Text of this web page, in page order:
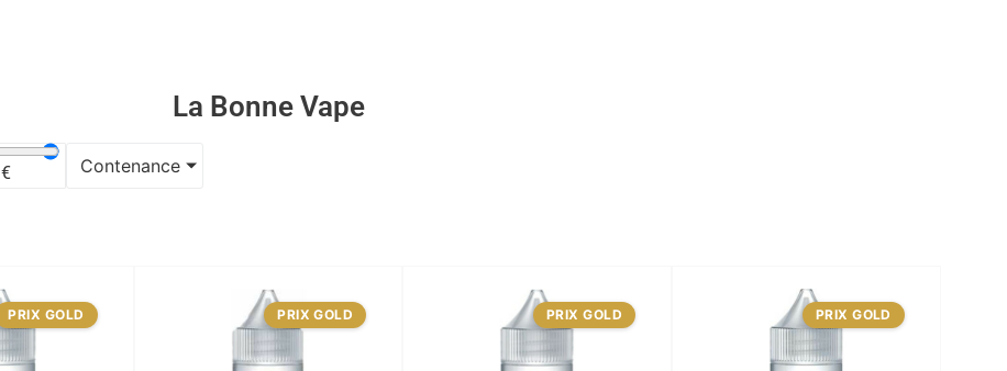
La Bonne Vape
€ Contenance
PRIX GOLD PRIX GOLD PRIX GOLD PRIX GOLD